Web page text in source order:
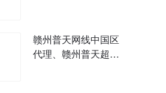
赣州普天网线中国区
代理、赣州普天超五